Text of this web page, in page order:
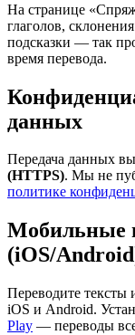
На странице
глаголов,
подсказки — так
время перевода.
данных
Передача данных
(HTTPS). Мы не
политике
Мобильные
(iOS/
Переводите тексты
iOS и Android.
Play — переводы